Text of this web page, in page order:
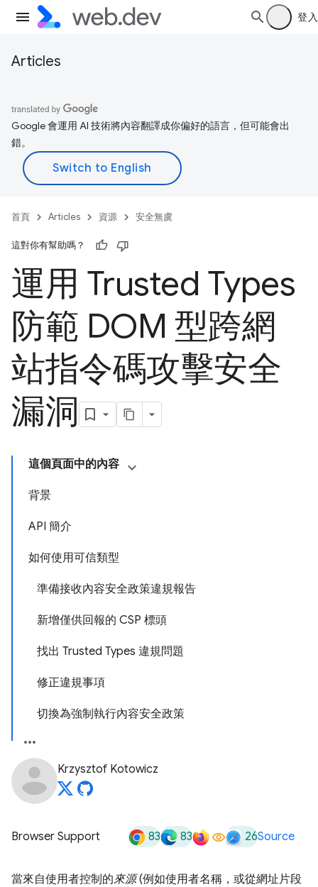
登入
Articles
Google 會運用 AI 技術將內容翻譯成你偏好的語言，但可能會出
錯。
首頁 Articles 資源 安全無虞
這對你有幫助嗎？
運用 Trusted Types
防範 DOM 型跨網
站指令碼攻擊安全
漏洞
這個頁面中的內容
背景
API 簡介
如何使用可信類型
準備接收內容安全政策違規報告
新增僅供回報的 CSP 標頭
找出 Trusted Types 違規問題
修正違規事項
切換為強制執行內容安全政策
Krzysztof Kotowicz
Browser Support 83 83 26Source
當來自使用者控制的來源(例如使用者名稱，或從網址片段